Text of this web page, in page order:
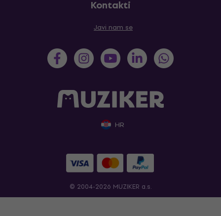
Kontakti
Javi nam se
HR
© 2004-2026 MUZIKER a.s.